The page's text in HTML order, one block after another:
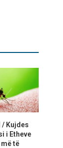
Kujdes
i Etheve
të